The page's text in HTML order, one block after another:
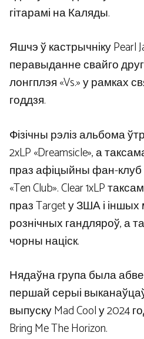
гітарамі на Каляды.
Яшчэ ў кастрычніку Pearl
перавыданне свайго
лонгплэя «Vs.» у рамках
годдзя.
Фізічны рэліз альбома
2xLP «Dreamsicle», а
праз афіцыйны фан-клуб
«Ten Club». Clear 1xLP
праз Target у ЗША і
рознічных гандляроў, а
чорны націск.
Нядаўна група была
першай серыі
выпуску Mad Cool у 2024
Bring Me The Horizon.